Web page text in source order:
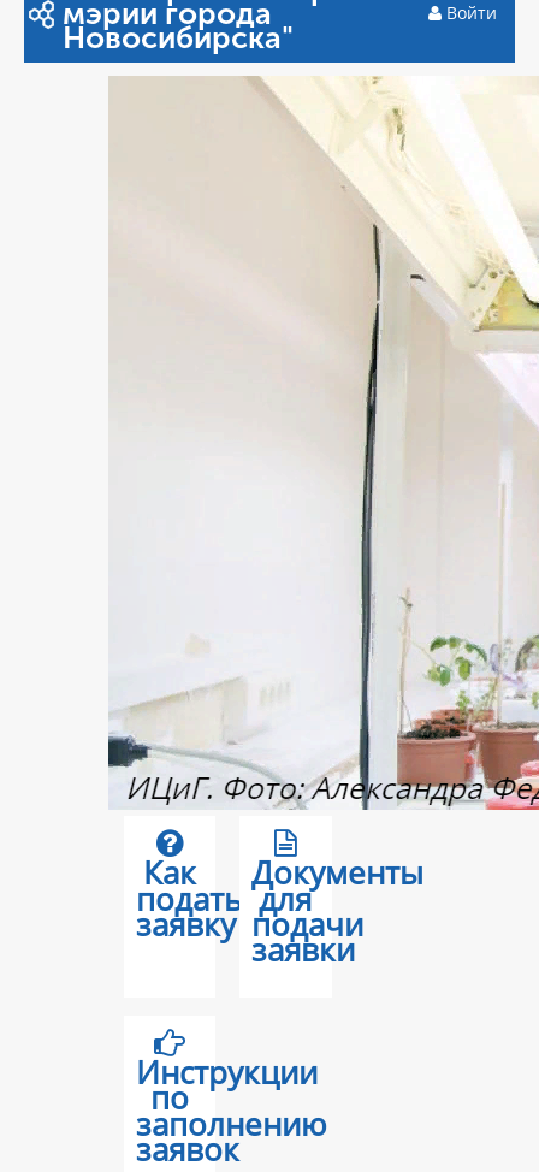
мэрии города
Новосибирска"
Войти
Как
подать
заявку
Документы
для
подачи
заявки
Инструкции
по
заполнению
заявок